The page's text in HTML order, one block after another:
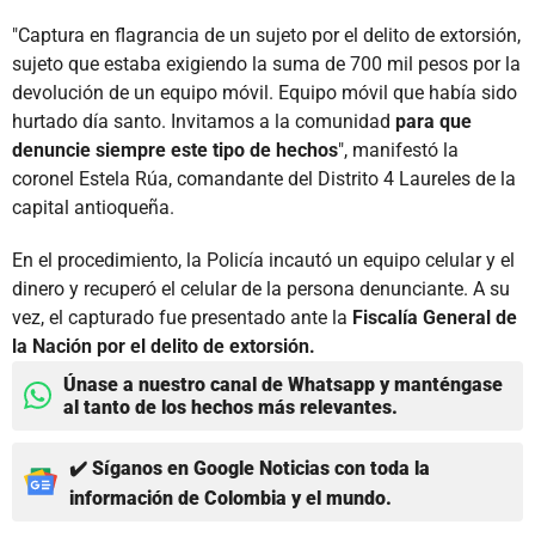
"Captura en flagrancia de un sujeto por el delito de extorsión,
sujeto que estaba exigiendo la suma de 700 mil pesos por la
devolución de un equipo móvil. Equipo móvil que había sido
hurtado día santo. Invitamos a la comunidad para que
denuncie siempre este tipo de hechos", manifestó la
coronel Estela Rúa, comandante del Distrito 4 Laureles de la
capital antioqueña.
En el procedimiento, la Policía incautó un equipo celular y el
dinero y recuperó el celular de la persona denunciante. A su
vez, el capturado fue presentado ante la Fiscalía General de
la Nación por el delito de extorsión.
Únase a nuestro canal de Whatsapp y manténgase
al tanto de los hechos más relevantes.
✔️ Síganos en Google Noticias con toda la
información de Colombia y el mundo.